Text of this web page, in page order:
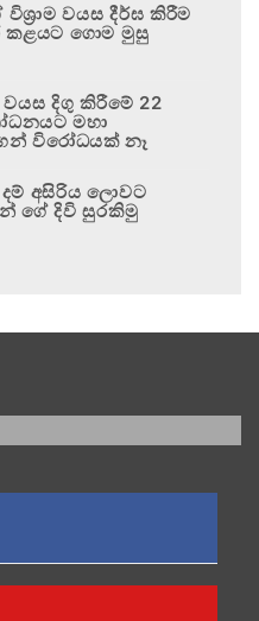
වයස දීර්ඝ කිරීම
කළයට ගොම මුසු
වයස දිගු කිරීමේ 22
මහා
විරෝධයක් නෑ
අසිරිය ලොවට
ගේ දිවි සුරකිමු